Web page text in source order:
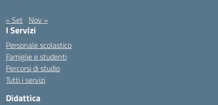
« Set Nov »
I Servizi
Personale scolastico
Famiglie e studenti
Percorsi di studio
Tutti i servizi
Didattica